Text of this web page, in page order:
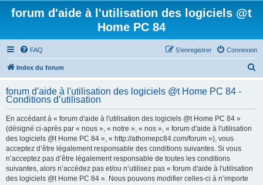
forum d'aide à l'utilisation des logiciels @t
Home PC 84
FAQ Connexion
S’enregistrer
Index du forum
h
forum d'aide à l'utilisation des logiciels @t Home PC 84 -
Conditions d’utilisation
En accédant à « forum d'aide à l'utilisation des logiciels @t Home PC 84 »
(désigné ci-après par « nous », « notre », « nos », « forum d'aide à l'utilisation
des logiciels @t Home PC 84 », « http://athomepc84.com/forum »), vous
acceptez d’être légalement responsable des conditions suivantes. Si vous
n’acceptez pas d’être légalement responsable de toutes les conditions
suivantes, alors n’accédez pas et/ou n’utilisez pas « forum d'aide à l'utilisation
des logiciels @t Home PC 84 ». Nous pouvons modifier celles-ci à n’importe